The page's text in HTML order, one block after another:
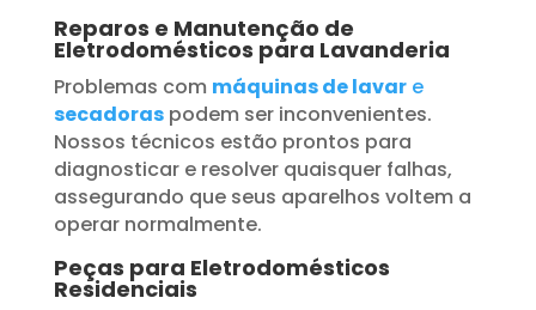
Reparos e Manutenção de
Eletrodomésticos para Lavanderia
Problemas com máquinas de lavare
secadoraspodem ser inconvenientes.
Nossos técnicos estão prontos para
diagnosticar e resolver quaisquer falhas,
assegurando que seus aparelhos voltem a
operar normalmente.
Peças para Eletrodomésticos
Residenciais